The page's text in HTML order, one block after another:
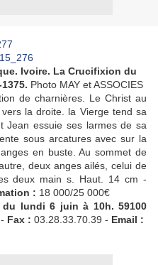
Ivoire. La Crucifixion du
Photo MAY et ASSOCIES
de charnières. Le Christ au
la droite. la Vierge tend sa
Jean essuie ses larmes de sa
sous arcatures avec sur la
en buste. Au sommet de
deux anges ailés, celui de
deux main s. Haut. 14 cm -
: 18 000/25 000€
du lundi 6 juin à 10h. 59100
Fax : 03.28.33.70.39 - Email :